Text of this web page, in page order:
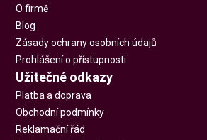
O firmě
Blog
Zásady ochrany osobních údajů
Prohlášení o přístupnosti
Užitečné odkazy
Platba a doprava
Obchodní podmínky
Reklamační řád